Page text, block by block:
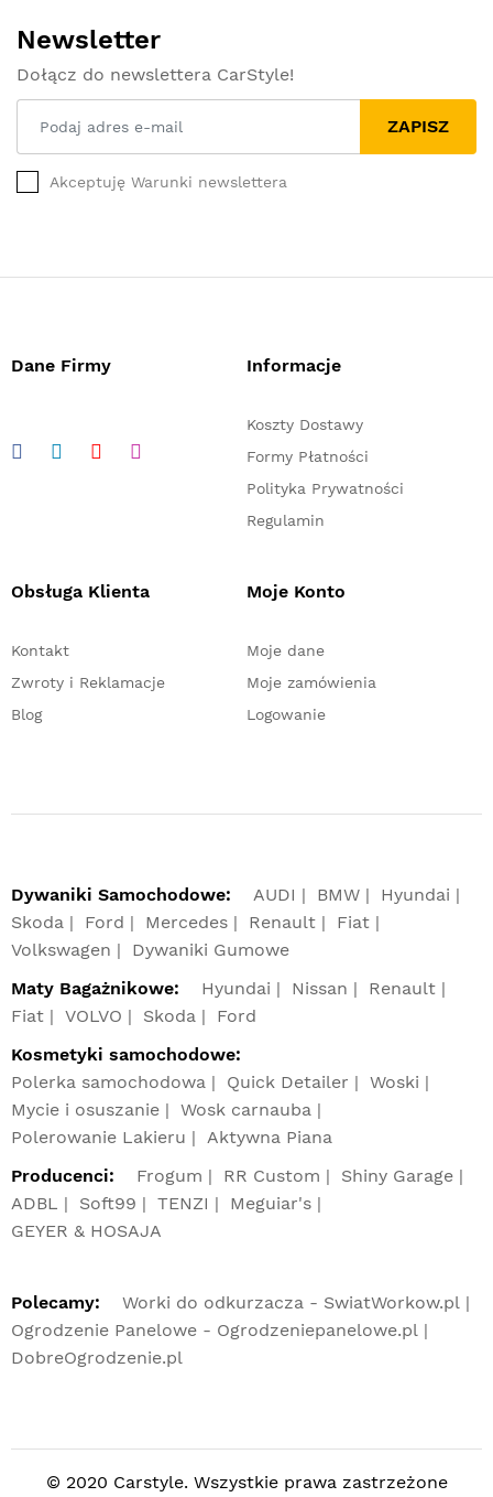
Newsletter
Dołącz do newslettera CarStyle!
ZAPISZ
Akceptuję Warunki newslettera
Dane Firmy Informacje
Koszty Dostawy
Formy Płatności
Polityka Prywatności
Regulamin
Obsługa Klienta
Kontakt
Zwroty i Reklamacje
Blog
Moje Konto
Moje dane
Moje zamówienia
Logowanie
Dywaniki Samochodowe: AUDI BMW
Hyundai
Skoda
Ford Mercedes Renault
Fiat
Volkswagen
Dywaniki Gumowe
Maty Bagażnikowe:
Hyundai Nissan
Renault
Fiat
VOLVO Skoda
Ford
Kosmetyki samochodowe:
Polerka samochodowa
Quick Detailer
Woski
Mycie i osuszanie
Wosk carnauba
Polerowanie Lakieru
Aktywna Piana
Producenci:
Frogum RR Custom
Shiny Garage
ADBL
Soft99 TENZI
Meguiar's
GEYER & HOSAJA
Polecamy:
Worki do odkurzacza - SwiatWorkow.pl
Ogrodzenie Panelowe - Ogrodzeniepanelowe.pl
DobreOgrodzenie.pl
© 2020 Carstyle. Wszystkie prawa zastrzeżone